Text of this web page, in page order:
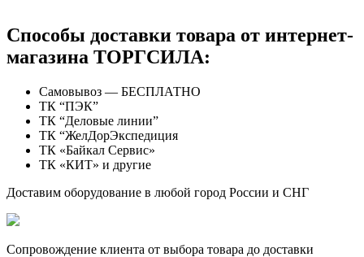
Способы доставки товара от интернет-
магазина ТОРГСИЛА:
Самовывоз — БЕСПЛАТНО
ТК “ПЭК”
ТК “Деловые линии”
ТК “ЖелДорЭкспедиция
ТК «Байкал Сервис»
ТК «КИТ» и другие
Доставим оборудование в любой город России и СНГ
Сопровождение клиента от выбора товара до доставки